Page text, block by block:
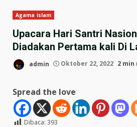
Agama islam
Upacara Hari Santri
Diadakan Pertama kali Di
admin Oktober 22, 2022 2 min
Spread the love
Dibaca: 393